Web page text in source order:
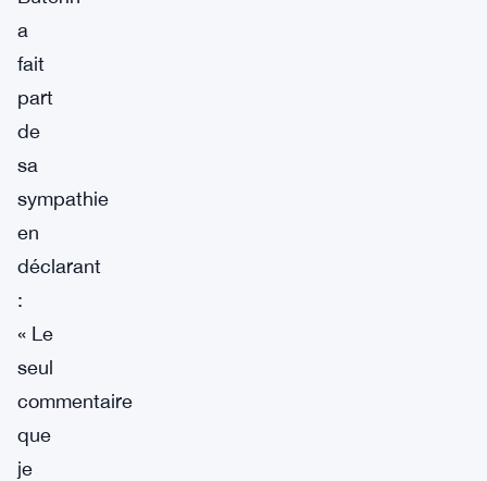
a
fait
part
de
sa
sympathie
en
déclarant
:
« Le
seul
commentaire
que
je